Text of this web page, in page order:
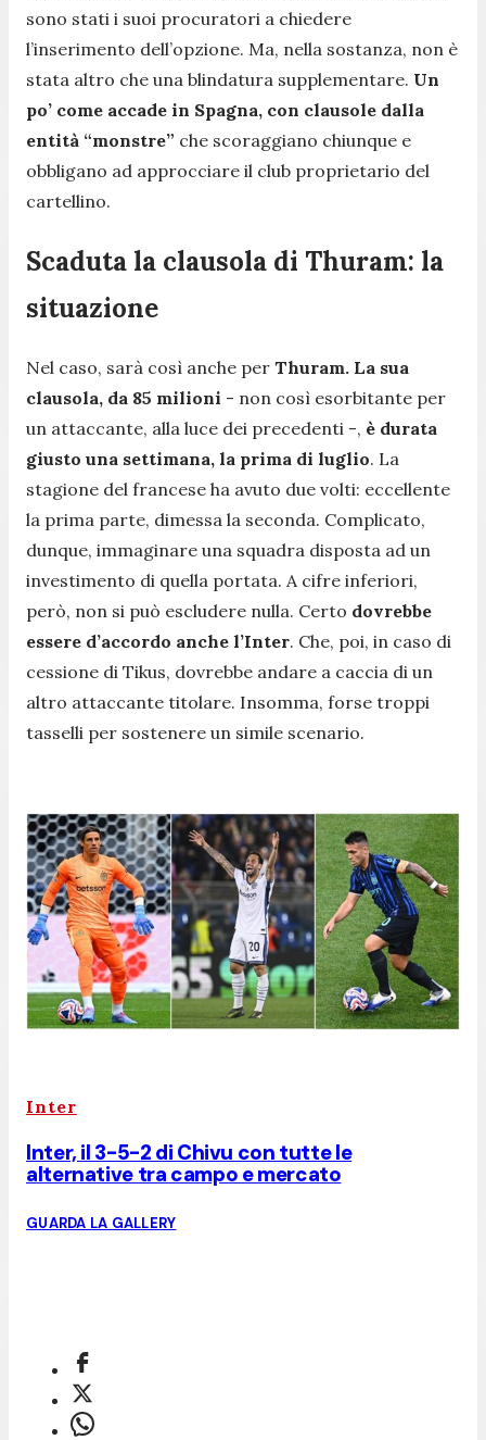
sono stati i suoi procuratori a chiedere
l’inserimento dell’opzione. Ma, nella sostanza, non è
stata altro che una blindatura supplementare. Un
po’ come accade in Spagna, con clausole dalla
entità “monstre” che scoraggiano chiunque e
obbligano ad approcciare il club proprietario del
cartellino.
Scaduta la clausola di Thuram: la
situazione
Nel caso, sarà così anche per Thuram. La sua
clausola, da 85 milioni - non così esorbitante per
un attaccante, alla luce dei precedenti -, è durata
giusto una settimana, la prima di luglio. La
stagione del francese ha avuto due volti: eccellente
la prima parte, dimessa la seconda. Complicato,
dunque, immaginare una squadra disposta ad un
investimento di quella portata. A cifre inferiori,
però, non si può escludere nulla. Certo dovrebbe
essere d’accordo anche l’Inter. Che, poi, in caso di
cessione di Tikus, dovrebbe andare a caccia di un
altro attaccante titolare. Insomma, forse troppi
tasselli per sostenere un simile scenario.
Inter
Inter, il 3-5-2 di Chivu con tutte le
alternative tra campo e mercato
GUARDA LA GALLERY